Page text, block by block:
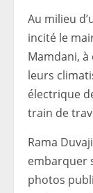
Au milieu
incité le
Mamdani,
leurs
électrique
train de
Rama
embarquer
photos